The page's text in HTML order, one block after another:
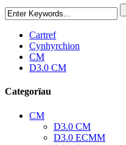
Cartref
Cynhyrchion
CM
D3.0 CM
Categorïau
CM
D3.0 CM
D3.0 ECMM